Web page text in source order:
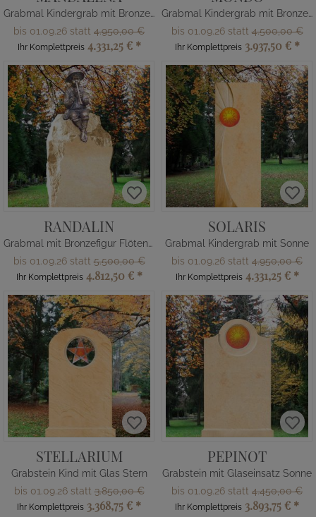
Grabmal Kindergrab mit Bronze Elfe
bis 01.09.26 statt 4.950,00 €
Ihr Komplettpreis 4.331,25 € *
Grabmal Kindergrab mit Bronze Sonne
bis 01.09.26 statt4.500,00 €
Ihr Komplettpreis 3.937,50 € *
RANDALIN
Grabmal mit Bronzefigur Flötenspieler
bis 01.09.26 statt5.500,00 €
Ihr Komplettpreis 4.812,50 € *
SOLARIS
Grabmal Kindergrab mit Sonne
bis 01.09.26 statt 4.950,00 €
Ihr Komplettpreis 4.331,25 € *
STELLARIUM
Grabstein Kind mit Glas Stern
bis 01.09.26 statt3.850,00 €
Ihr Komplettpreis 3.368,75 € *
PEPINOT
Grabstein mit Glaseinsatz Sonne
bis 01.09.26 statt 4.450,00 €
Ihr Komplettpreis 3.893,75 € *